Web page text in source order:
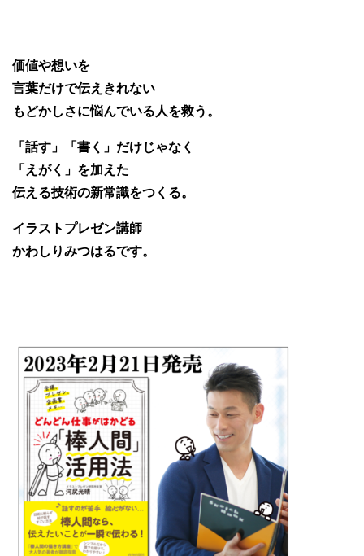
価値や想いを
言葉だけで伝えきれない
もどかしさに悩んでいる人を救う。
「話す」「書く」だけじゃなく
「えがく」を加えた
伝える技術の新常識をつくる。
イラストプレゼン講師
かわしりみつはるです。